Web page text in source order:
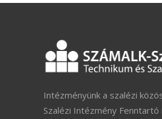
Intézményünk a szalézi
Szalézi Intézmény Fenntartó